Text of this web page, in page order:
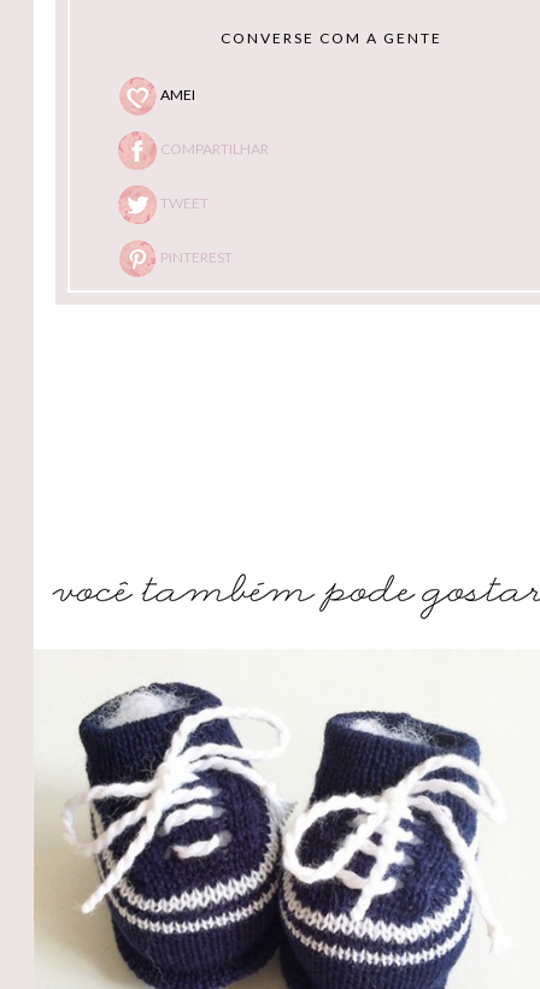
CONVERSE COM A GENTE
AMEI
COMPARTILHAR
TWEET
PINTEREST